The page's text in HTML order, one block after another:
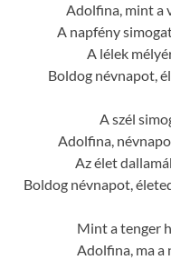
Adolfina, mint a
A napfény
A lélek
Boldog névnapot,
A szél
Adolfina,
Az élet
Boldog névnapot,
Mint a tenger
Adolfina, ma a